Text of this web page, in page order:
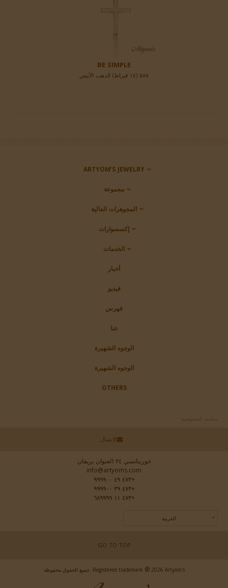
BE SIMPLE
٥٨٥ (١٤ قيراط) الذهب الأبيض
ARTYOM’S JEWELRY
مجموعة
المجوهرات العالية
إكسسوارات
الخدمات
أخبار
فيديو
فهرس
عنا
الوجوه الشهيرة
الوجوه الشهيرة
OTHERS
سياسة الخصوصية
الاتصال
خوريناتسي ٢٤ العنوان يريفان
info@artyoms.com
+٤٧٣ ٤٩ ٩٩٩٩٠٠
+٤٧٣ ٣٩ ٩٩٩٩٠٠
+٤٧٣ ١١ ٦٨٩٩٩٩
العربية
GO TO TOP
Registered trademark ®2026 Artyom’s. جميع الحقوق محفوظة